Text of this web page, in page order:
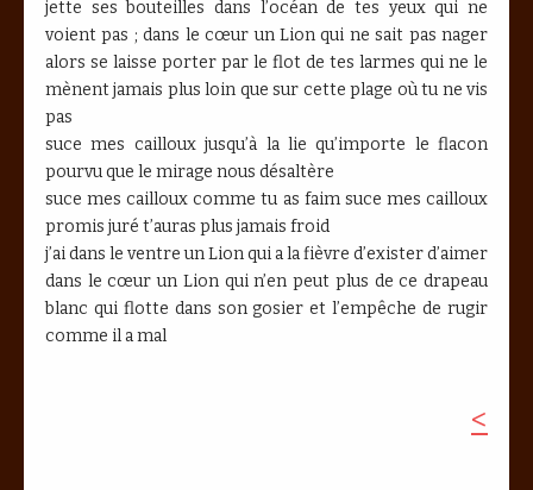
jette ses bouteilles dans l’océan de tes yeux qui ne
voient pas ; dans le cœur un Lion qui ne sait pas nager
alors se laisse porter par le flot de tes larmes qui ne le
mènent jamais plus loin que sur cette plage où tu ne vis
pas
suce mes cailloux jusqu’à la lie qu’importe le flacon
pourvu que le mirage nous désaltère
suce mes cailloux comme tu as faim suce mes cailloux
promis juré t’auras plus jamais froid
j’ai dans le ventre un Lion qui a la fièvre d’exister d’aimer
dans le cœur un Lion qui n’en peut plus de ce drapeau
blanc qui flotte dans son gosier et l’empêche de rugir
comme il a mal
<